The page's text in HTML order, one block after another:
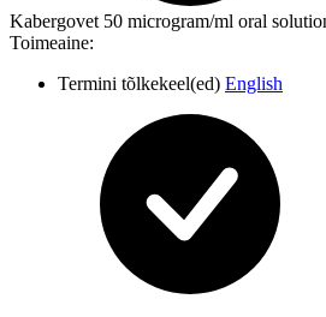
Kabergovet 50 microgram/ml oral
Toimeaine:
Termini tõlkekeel(ed) English